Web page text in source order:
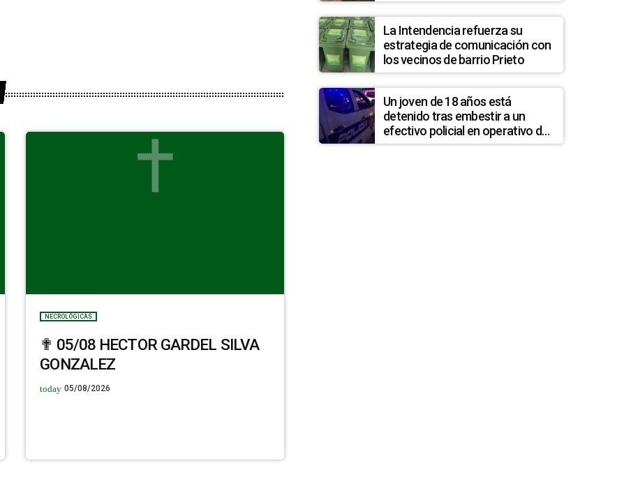
NECROLÓGICAS
✟ 05/08 HECTOR GARDEL SILVA
GONZALEZ
today 05/08/2026
La Intendencia refuerza su
estrategia de comunicación con
los vecinos de barrio Prieto
Un joven de 18 años está
detenido tras embestir a un
efectivo policial en operativo de
control